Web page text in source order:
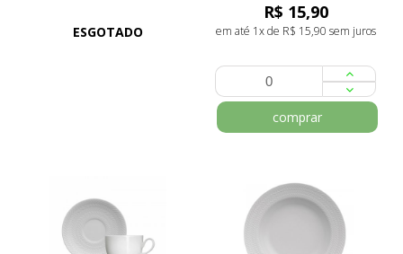
ESGOTADO
R$ 15,90
em até 1x de R$ 15,90 sem juros
comprar